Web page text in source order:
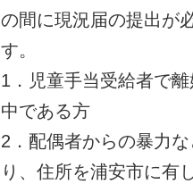
の間に現況届の提出が
す。
1．児童手当受給者で
中である方
2．配偶者からの暴力な
り、住所を浦安市に有